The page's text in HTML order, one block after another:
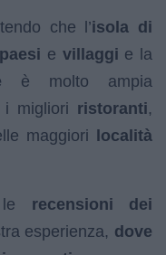
che l’isola di
paesi e villaggi e la
è molto ampia
i migliori ristoranti,
maggiori località
le recensioni dei
esperienza, dove